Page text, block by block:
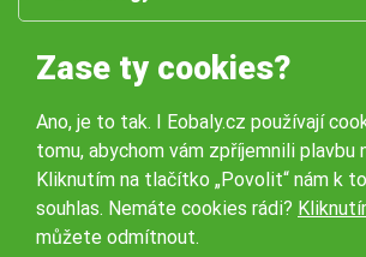
Naše pobočky:
Zase ty cookies?
Ano, je to tak. I Eobaly.cz používají
tomu, abychom vám zpříjemnili plavbu
Kliknutím na tlačítko „Povolit“ nám k
souhlas. Nemáte cookies rádi?
můžete odmítnout.